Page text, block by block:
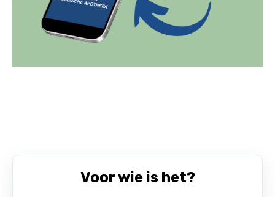
Voor wie is het?